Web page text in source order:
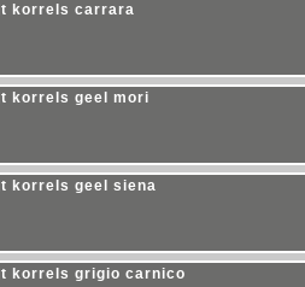
korrels carrara
korrels geel mori
korrels geel siena
korrels grigio carnico